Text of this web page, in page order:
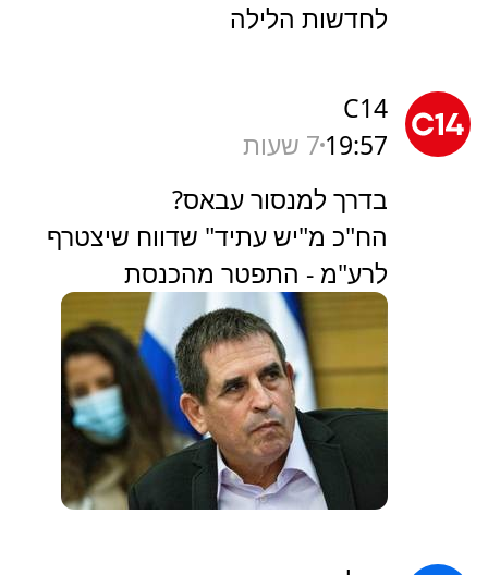
לחדשות הלילה
C14
19:57 7 שעות
בדרך למנסור עבאס?
הח"כ מ"יש עתיד" שדווח שיצטרף
לרע"מ - התפטר מהכנסת